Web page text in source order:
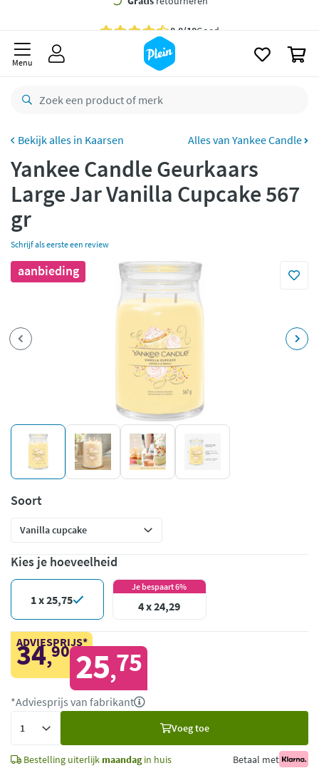
Bestelling uiterlijkmaandag
retourneren
bezorgd
Betaal met Klarna
Menu
Kaarsen Alles van Yankee Candle
Yankee Candle Geurkaars
Large Jar Vanilla Cupcake 567
gr
Schrijf als eerste een review
aanbieding
Soort
Kies je hoeveelheid
1 x 25,75
Je bespaart 6%
4 x 24,29
ADVIESPRIJS*
34,90 25,75
*Adviesprijs van fabrikant
Voeg toe
Bestelling uiterlijk maandagin huis Betaal met